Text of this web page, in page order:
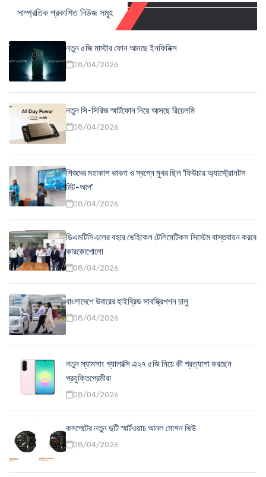
সাম্প্রতিক প্রকাশিত নিউজ সমূহ
নতুন ৫জি মাস্টার ফোন আনছে ইনফিনিক্স
08/04/2026
নতুন সি-সিরিজ স্মার্টফোন নিয়ে আসছে রিয়েলমি
08/04/2026
শিশুদের মহাকাশ ভাবনা ও স্বপ্নে মুখর ছিল 'ফিউচার অ্যাস্ট্রোনটস
মিট-আপ'
08/04/2026
ডিএমটিসিএলের বহরে ভেহিকেল টেলিমেটিকস সিস্টেম বাস্তবায়ন করবে
কারকোপোলো
08/04/2026
বাংলাদেশে উবারের হাইব্রিড সাবস্ক্রিপশন চালু
08/04/2026
নতুন স্যামসাং গ্যালাক্সি এ২৭ ৫জি নিয়ে কী প্রত্যাশা করছেন
প্রযুক্তিপ্রেমীরা
08/04/2026
কসপেটের নতুন দুটি স্মার্টওয়াচ আনল মোশন ভিউ
08/04/2026